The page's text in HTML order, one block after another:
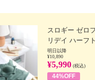
スロギー ゼロ
リデイ ハーフ
明日以降
¥10,890
¥5,990 (税込)
44%OFF